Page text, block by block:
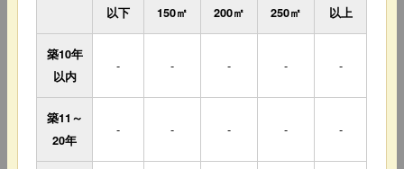
以下
150㎡
200㎡
250㎡
以上
築10年
以内
- - - - -
築11～
20年
- - - - -